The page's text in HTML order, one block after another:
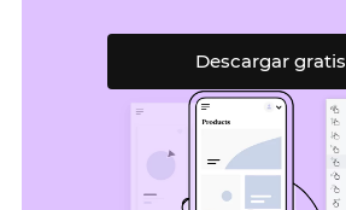
Descargar gratis